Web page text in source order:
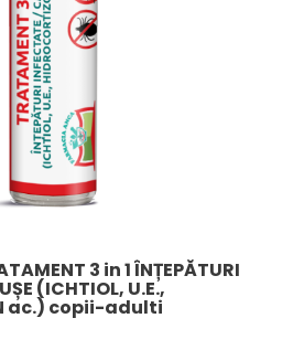
3 in 1 ÎNȚEPĂTURI
(ICHTIOL, U.E.,
ac.) copii-adulti